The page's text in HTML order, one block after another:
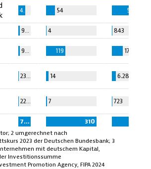
452,7 54 56.828
93,8 4 843
93,3 119 17.135
23,9 14 6.282
22,0 7 723
781,5 310
2 umgerechnet nach
2023 der Deutschen Bundesbank; 3
mit deutschem Kapital,
Investitionssumme
Promotion Agency, FIPA 2024